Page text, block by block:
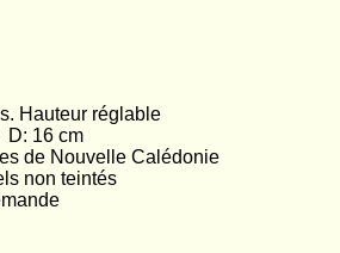
Hauteur réglable
D: 16 cm
de Nouvelle Calédonie
non teintés